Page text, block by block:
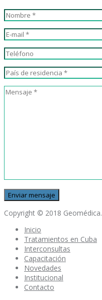
Copyright © 2018 Geomédica.
Inicio
Tratamientos en Cuba
Interconsultas
Capacitación
Novedades
Institucional
Contacto